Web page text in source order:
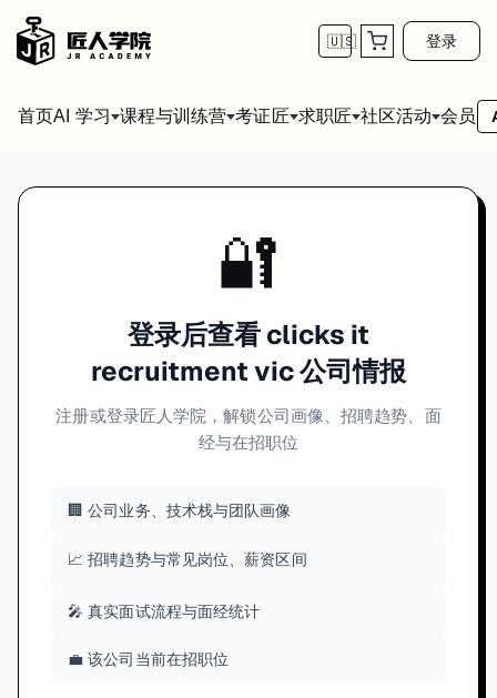
🇺🇸 登录
首页AI 学习 课程与训练营 考证匠 求职匠 社区活动 会员
🔐
登录后查看 clicks it
recruitment vic 公司情报
注册或登录匠人学院，解锁公司画像、招聘趋势、面
经与在招职位
🏢 公司业务、技术栈与团队画像
📈 招聘趋势与常见岗位、薪资区间
🎤 真实面试流程与面经统计
💼 该公司当前在招职位